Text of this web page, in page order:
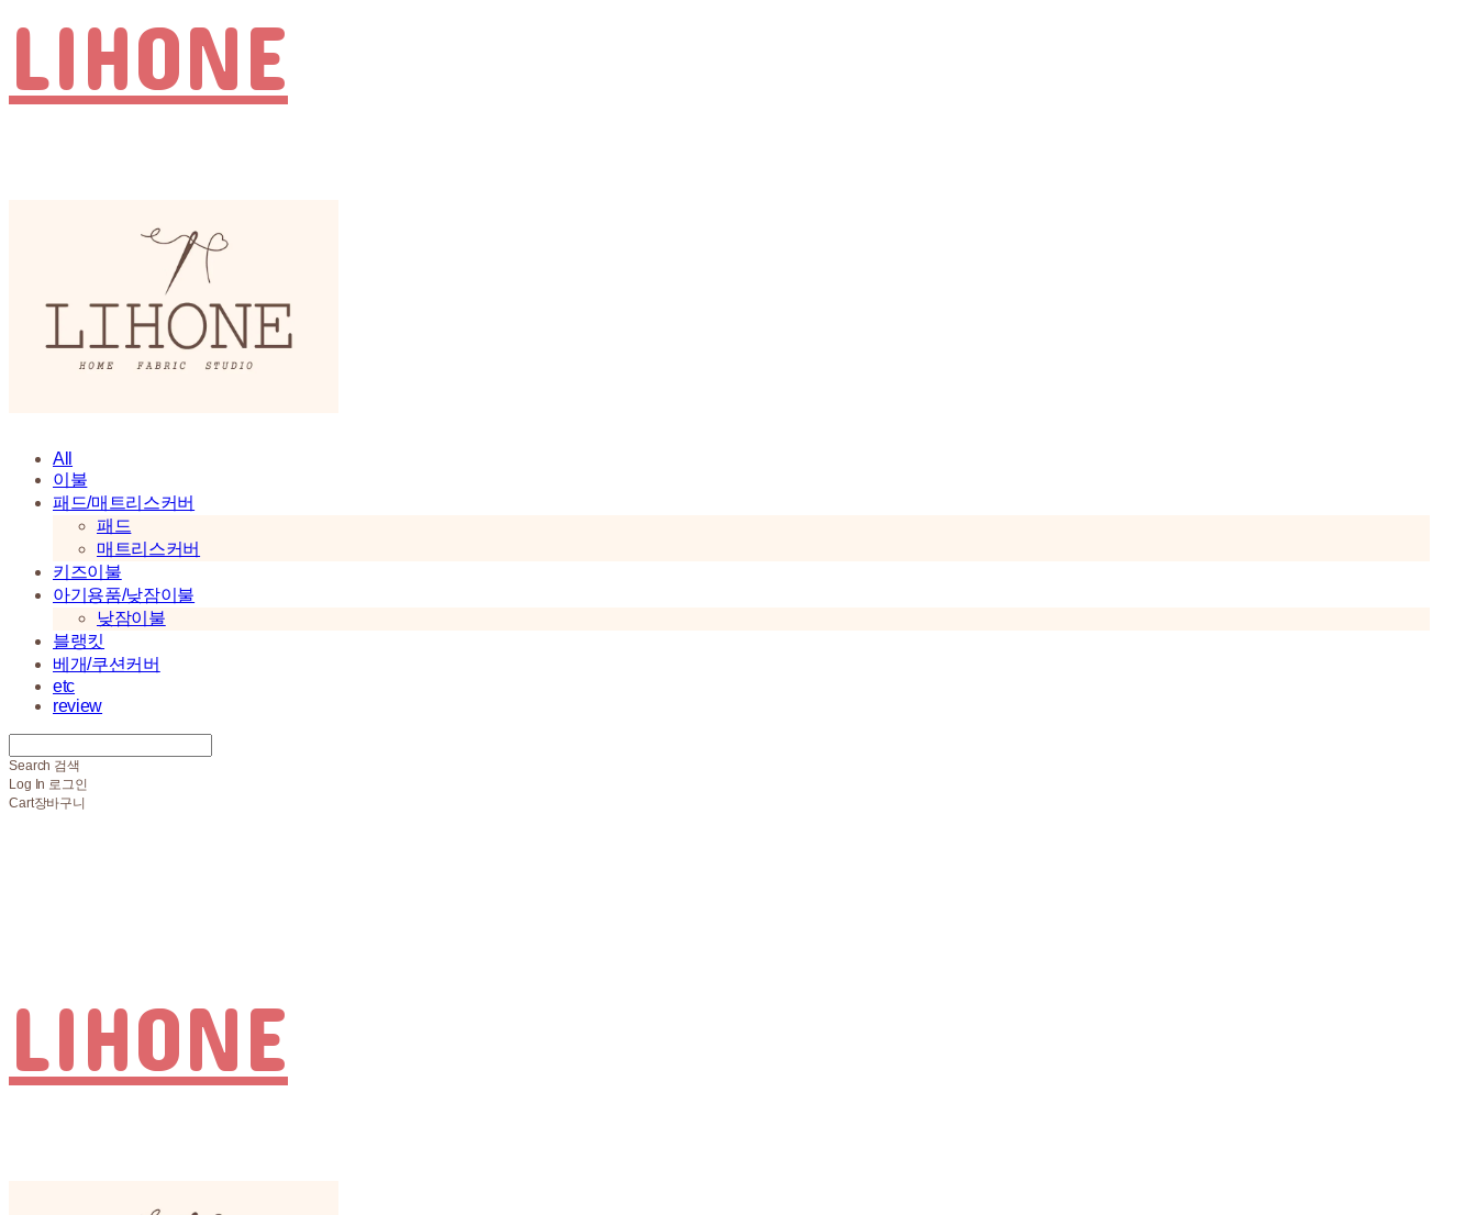
LIHONE
All
이불
패드/매트리스커버
패드
매트리스커버
키즈이불
아기용품/낮잠이불
낮잠이불
블랭킷
베개/쿠션커버
etc
review
Search 검색
Log In 로그인
Cart장바구니
LIHONE